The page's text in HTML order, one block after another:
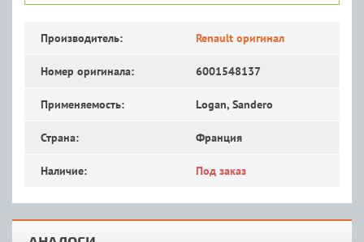
Производитель: Renault оригинал
Номер оригинала: 6001548137
Применяемость: Logan, Sandero
Страна: Франция
Наличие: Под заказ